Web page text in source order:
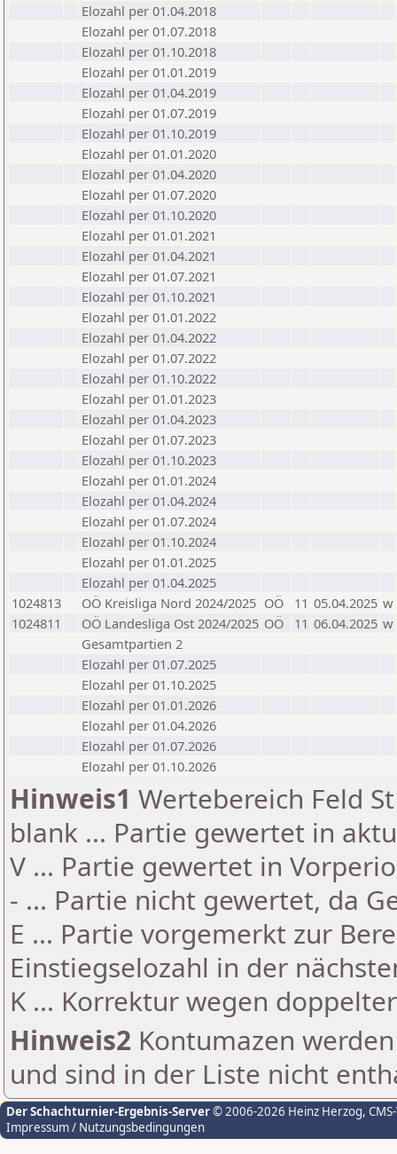
Elozahl per 01.04.2018
Elozahl per 01.07.2018
Elozahl per 01.10.2018
Elozahl per 01.01.2019
Elozahl per 01.04.2019
Elozahl per 01.07.2019
Elozahl per 01.10.2019
Elozahl per 01.01.2020
Elozahl per 01.04.2020
Elozahl per 01.07.2020
Elozahl per 01.10.2020
Elozahl per 01.01.2021
Elozahl per 01.04.2021
Elozahl per 01.07.2021
Elozahl per 01.10.2021
Elozahl per 01.01.2022
Elozahl per 01.04.2022
Elozahl per 01.07.2022
Elozahl per 01.10.2022
Elozahl per 01.01.2023
Elozahl per 01.04.2023
Elozahl per 01.07.2023
Elozahl per 01.10.2023
Elozahl per 01.01.2024
Elozahl per 01.04.2024
Elozahl per 01.07.2024
Elozahl per 01.10.2024
Elozahl per 01.01.2025
Elozahl per 01.04.2025
1024813
OÖ Kreisliga Nord 2024/2025 OÖ 11 05.04.2025 w
1024811
OÖ Landesliga Ost 2024/2025 OÖ 11 06.04.2025 w
Gesamtpartien 2
Elozahl per 01.07.2025
Elozahl per 01.10.2025
Elozahl per 01.01.2026
Elozahl per 01.04.2026
Elozahl per 01.07.2026
Elozahl per 01.10.2026
Hinweis1 Wertebereich Feld
blank ... Partie gewertet in
V ... Partie gewertet in
- ... Partie nicht gewertet, da
E ... Partie vorgemerkt zur
Einstiegselozahl in der
K ... Korrektur wegen
Hinweis2 Kontumazen
und sind in der Liste nicht
Der Schachturnier-Ergebnis-Server© 2006-2026 Heinz Herzog,
Impressum / Nutzungsbedingungen